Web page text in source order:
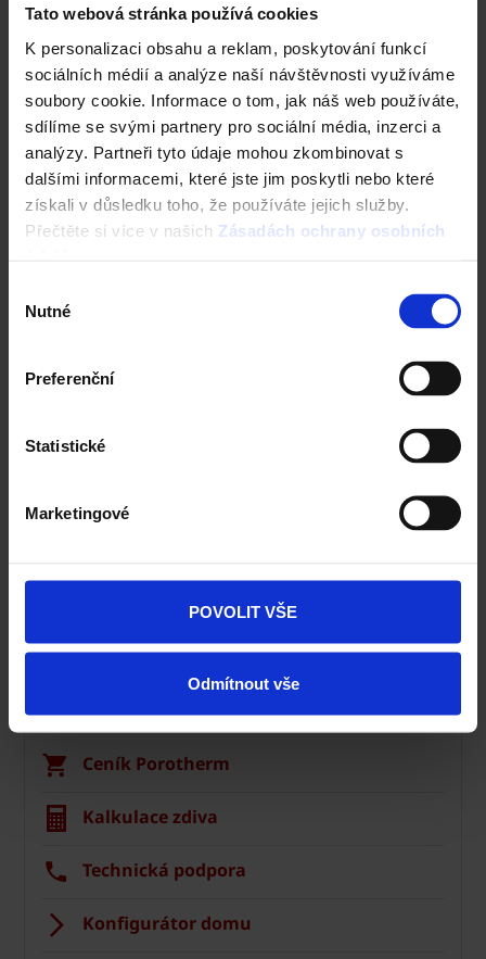
Tato webová stránka používá cookies
K personalizaci obsahu a reklam, poskytování funkcí
sociálních médií a analýze naší návštěvnosti využíváme
soubory cookie. Informace o tom, jak náš web používáte,
sdílíme se svými partnery pro sociální média, inzerci a
analýzy. Partneři tyto údaje mohou zkombinovat s
dalšími informacemi, které jste jim poskytli nebo které
získali v důsledku toho, že používáte jejich služby.
Přečtěte si více v našich Zásadách ochrany osobních
souhlasu
Nutné
Preferenční
Statistické
Marketingové
POVOLIT VŠE
Odmítnout vše
Zdivo Porotherm
Ceník Porotherm
Kalkulace zdiva
Technická podpora
Konfigurátor domu